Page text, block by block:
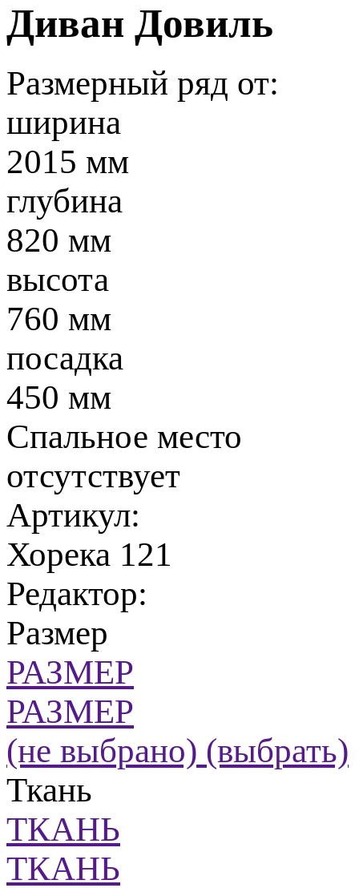
Диван Довиль
Размерный ряд от:
ширина
2015 мм
глубина
820 мм
высота
760 мм
посадка
450 мм
Спальное место
отсутствует
Артикул:
Хорека 121
Редактор:
Размер
РАЗМЕР
РАЗМЕР
(не выбрано) (выбрать)
Ткань
ТКАНЬ
ТКАНЬ